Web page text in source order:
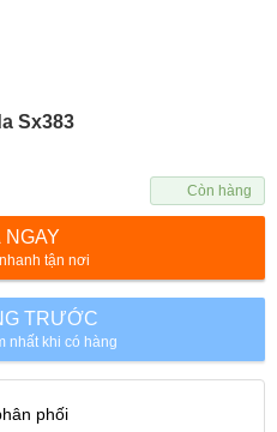
Sx383
Còn hàng
NGAY
tận nơi
TRƯỚC
nhất khi có hàng
phối